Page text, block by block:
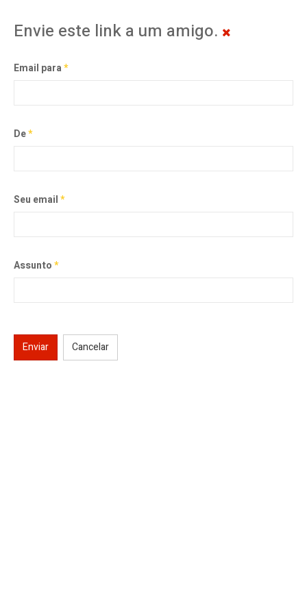
Envie este link a um amigo.
Email para*
De*
Seu email*
Assunto*
Enviar Cancelar